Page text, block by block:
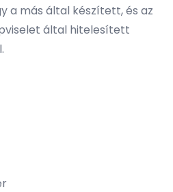
a más által készített, és az
által hitelesített